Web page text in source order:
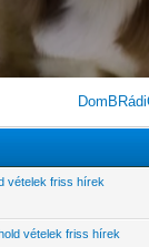
vételek friss hírek
vételek friss hírek